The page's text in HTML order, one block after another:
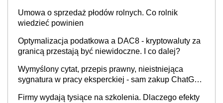
Umowa o sprzedaż płodów rolnych. Co rolnik
wiedzieć powinien
Optymalizacja podatkowa a DAC8 - kryptowaluty za
granicą przestają być niewidoczne. I co dalej?
Wymyślony cytat, przepis prawny, nieistniejąca
sygnatura w pracy eksperckiej - sam zakup ChatGPT
Firmy wydają tysiące na szkolenia. Dlaczego efekty